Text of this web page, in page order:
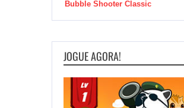
Bubble Shooter Classic
JOGUE AGORA!